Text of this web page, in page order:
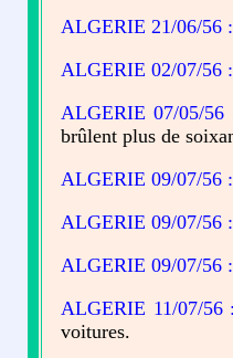
ALGERIE 21/06/56 :
ALGERIE 02/07/56 :
ALGERIE 07/05/56
brûlent plus de
ALGERIE 09/07/56 :
ALGERIE 09/07/56 :
ALGERIE 09/07/56 :
ALGERIE 11/07/56 :
voitures.